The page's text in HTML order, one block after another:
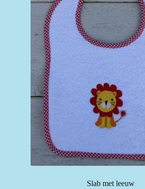
Slab met leeuw